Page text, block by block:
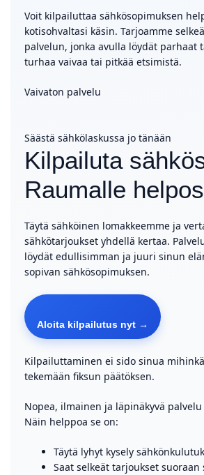
Voit kilpailuttaa sähkösopimuksen
kotisohvaltasi käsin. Tarjoamme
palvelun, jonka avulla löydät parhaat
turhaa vaivaa tai pitkää etsimistä.
Vaivaton palvelu
Säästä sähkölaskussa jo tänään
Kilpailuta
Raumalle
Täytä sähköinen lomakkeemme ja
sähkötarjoukset yhdellä kertaa.
löydät edullisimman ja juuri sinun
sopivan sähkösopimuksen.
Aloita kilpailutus nyt →
Kilpailuttaminen ei sido sinua
tekemään fiksun päätöksen.
Nopea, ilmainen ja läpinäkyvä palvelu
Näin helppoa se on:
Täytä lyhyt kysely
Saat selkeät tarjoukset suoraan